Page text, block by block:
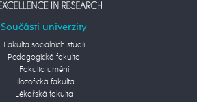
Součásti univerzity
Fakulta sociálních studií
Pedagogická fakulta
Fakulta umění
Filozofická fakulta
Lékařská fakulta